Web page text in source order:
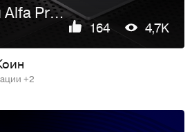
Презентация Alfa Premium
164 4,7K
+2